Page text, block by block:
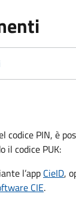
codice PIN, è
il codice PUK:
l’app CieID,
CIE.